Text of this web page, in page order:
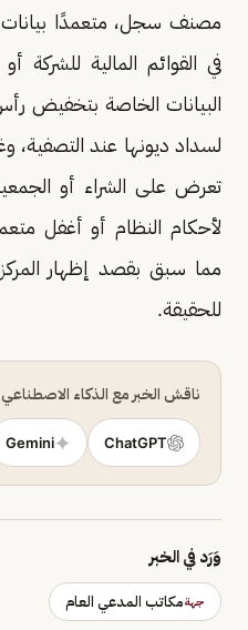
مصنف سجل، متعمدًا بيانات
في القوائم المالية للشركة
البيانات الخاصة بتخفيض
لسداد ديونها عند التصفية،
تعرض على الشراء أو
لأحكام النظام أو أغفل
مما سبق بقصد إظهار
للحقيقة.
ناقش الخبر مع الذكاء الاصطناعي
ChatGPT
Gemini
وَرَد في الخبر
جهةمكاتب المدعي العام